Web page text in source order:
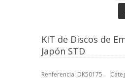
KIT de Discos de
Japón STD
Renferencia: DK50175.